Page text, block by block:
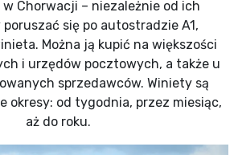
Chorwacji – niezależnie od ich
się po autostradzie A1,
Można ją kupić na większości
i urzędów pocztowych, a także u
sprzedawców. Winiety są
okresy: od tygodnia, przez miesiąc,
aż do roku.